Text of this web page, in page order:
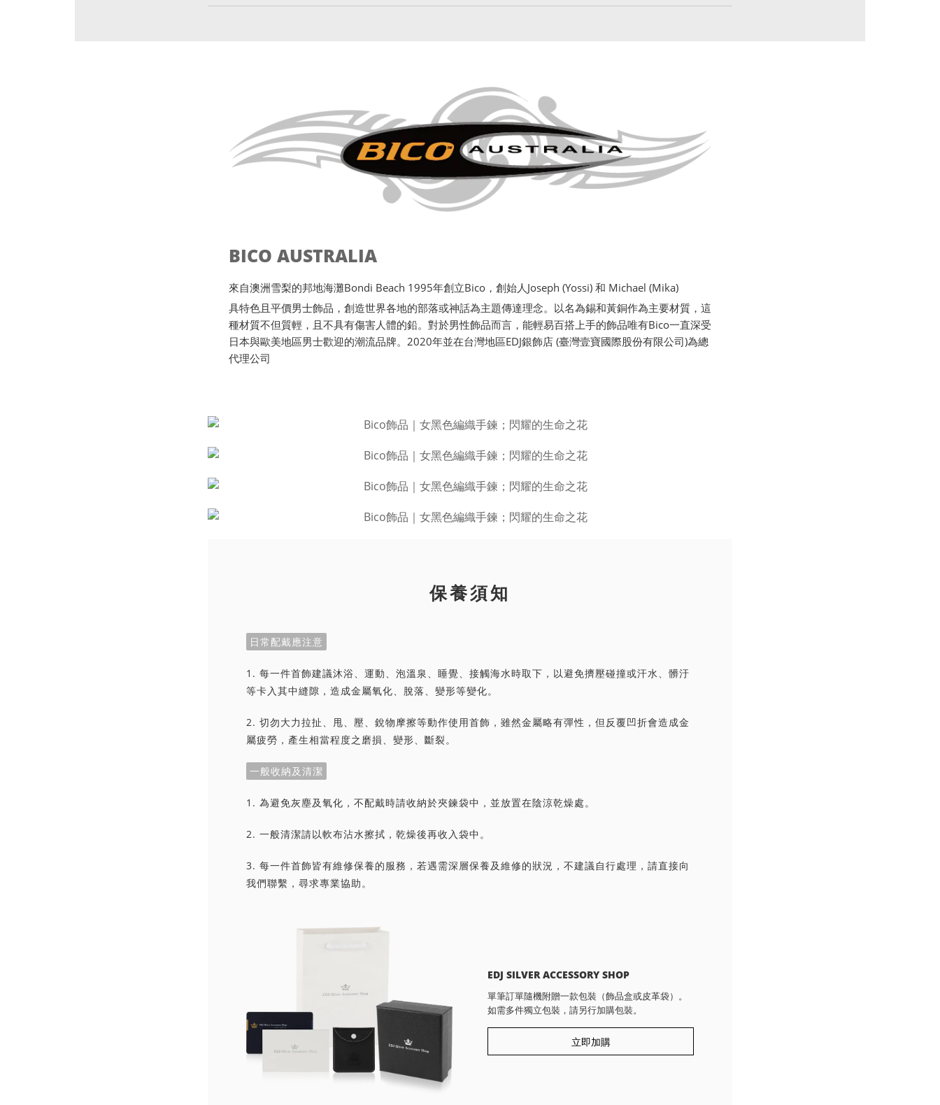
BICO AUSTRALIA
來自澳洲雪梨的邦地海灘Bondi Beach 1995年創立Bico，創始人Joseph (Yossi) 和 Michael (Mika)
具特色且平價男士飾品，創造世界各地的部落或神話為主題傳達理念。以名為錫和黃銅作為主要材質，這
種材質不但質輕，且不具有傷害人體的鉛。對於男性飾品而言，能輕易百搭上手的飾品唯有Bico一直深受
日本與歐美地區男士歡迎的潮流品牌。2020年並在台灣地區EDJ銀飾店 (臺灣壹寶國際股份有限公司)為總
代理公司
保養須知
日常配戴應注意
1. 每一件首飾建議沐浴、運動、泡溫泉、睡覺、接觸海水時取下，以避免擠壓碰撞或汗水、髒汙
等卡入其中縫隙，造成金屬氧化、脫落、變形等變化。
2. 切勿大力拉扯、甩、壓、銳物摩擦等動作使用首飾，雖然金屬略有彈性，但反覆凹折會造成金
屬疲勞，產生相當程度之磨損、變形、斷裂。
一般收納及清潔
1. 為避免灰塵及氧化，不配戴時請收納於夾鍊袋中，並放置在陰涼乾燥處。
2. 一般清潔請以軟布沾水擦拭，乾燥後再收入袋中。
3. 每一件首飾皆有維修保養的服務，若遇需深層保養及維修的狀況，不建議自行處理，請直接向
我們聯繫，尋求專業協助。
EDJ SILVER ACCESSORY SHOP
單筆訂單隨機附贈一款包裝（飾品盒或皮革袋）。
如需多件獨立包裝，請另行加購包裝。
立即加購